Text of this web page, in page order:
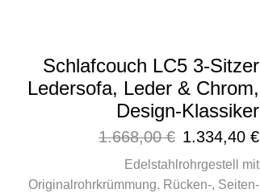
Schlafcouch LC5 3-Sitzer
Ledersofa, Leder & Chrom,
Design-Klassiker
1.668,00€ 1.334,40 €
Edelstahlrohrgestell mit
Originalrohrkrümmung. Rücken-, Seiten-